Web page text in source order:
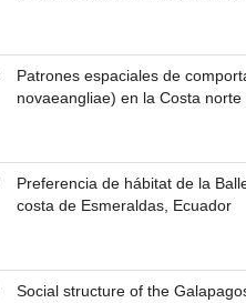
Patrones espaciales de
novaeangliae) en la Costa
Preferencia de hábitat de la
costa de Esmeraldas, Ecuador
Social structure of the